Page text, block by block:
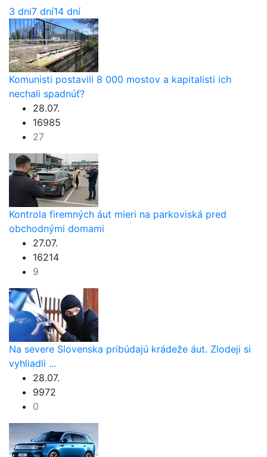
3 dni7 dní14 dní
Komunisti postavili 8 000 mostov a kapitalisti ich
nechali spadnúť?
28.07.
16985
27
Kontrola firemných áut mieri na parkoviská pred
obchodnými domami
27.07.
16214
9
Na severe Slovenska pribúdajú krádeže áut. Zlodeji si
vyhliadli ...
28.07.
9972
0